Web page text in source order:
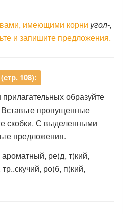
имеющими корни угол-,
и запишите предложения.
108):
образуйте
пропущенные
скобки. С выделенными
предложения.
ре(д, т)кий,
ро(б, п)кий,